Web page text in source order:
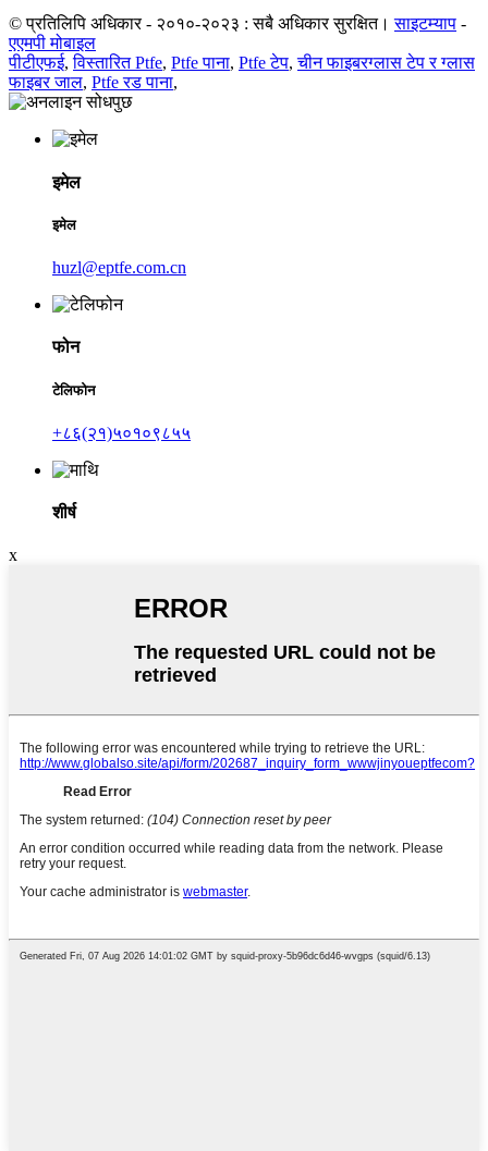
© प्रतिलिपि अधिकार - २०१०-२०२३ : सबै अधिकार सुरक्षित। साइटम्याप -
एएमपी मोबाइल
पीटीएफई,विस्तारित Ptfe, Ptfe पाना, Ptfe टेप,चीन फाइबरग्लास टेप र ग्लास
फाइबर जाल, Ptfe रड पाना,
इमेल
इमेल
huzl@eptfe.com.cn
फोन
टेलिफोन
+८६(२१)५०१०९८५५
शीर्ष
x